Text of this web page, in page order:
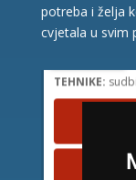
potreba i želja
cvjetala u svim
TEHNIKE:
Broj tel:
Broj